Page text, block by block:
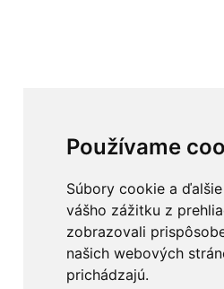
Používame
Súbory cookie a
vášho zážitku z
zobrazovali
našich webových
prichádzajú.